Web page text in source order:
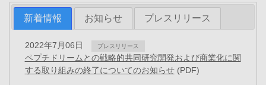
新着情報 お知らせ プレスリリース
2022年7月06日 プレスリリース
ペプチドリームとの戦略的共同研究開発および商業化に関
する取り組みの終了についてのお知らせ(PDF)